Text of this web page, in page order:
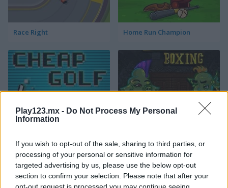
Play123.mx - Do Not Process My Personal
Information
If you wish to opt-out of the sale, sharing to third parties, or
processing of your personal or sensitive information for
targeted advertising by us, please use the below opt-out
section to confirm your selection. Please note that after your
opt-out request is processed you may continue seeing
Race Right Home Run Champion
Categorías Relacionadas
juegos de fútbol americano